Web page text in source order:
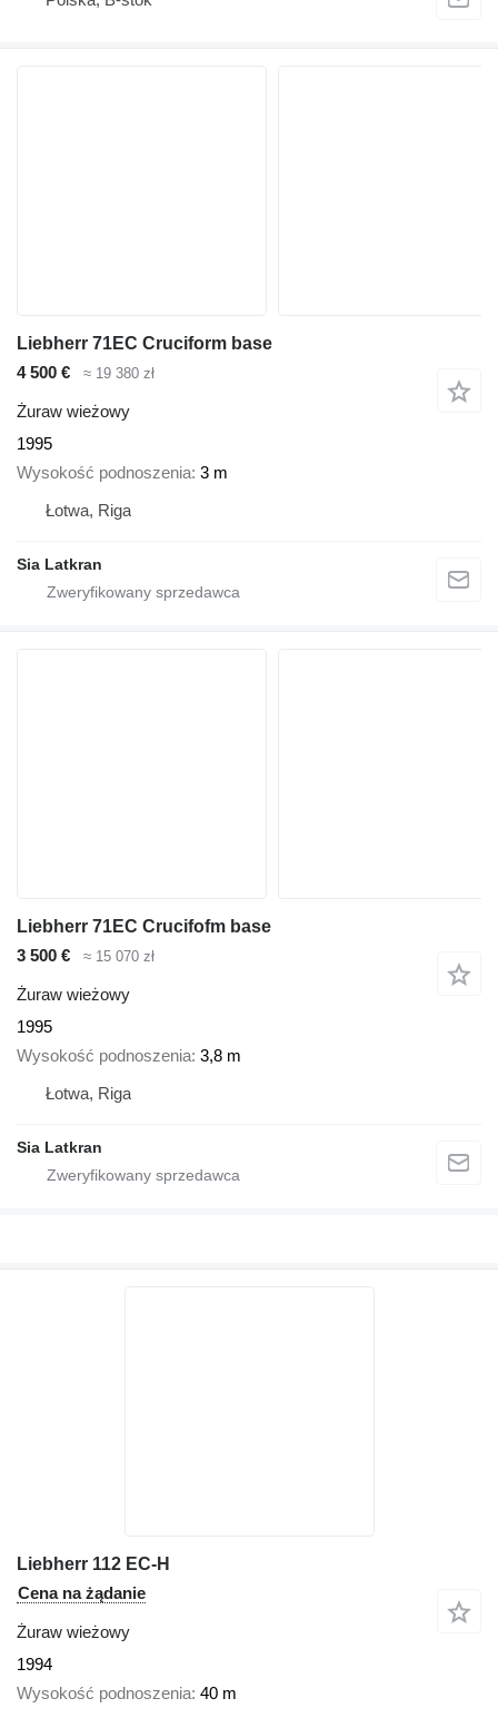
Liebherr 71EC Cruciform base
4 500 €
≈ 19 380 zł
Żuraw wieżowy
1995
Wysokość podnoszenia 3 m
Łotwa, Riga
Sia Latkran
Liebherr 71EC Crucifofm base
3 500 €
≈ 15 070 zł
Żuraw wieżowy
1995
Wysokość podnoszenia 3,8 m
Łotwa, Riga
Sia Latkran
Liebherr 112 EC-H
Cena na żądanie
Żuraw wieżowy
1994
Wysokość podnoszenia 40 m